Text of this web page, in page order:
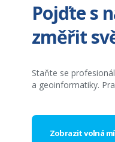
Pojďte s
změřit
Staňte se
a geoinformatiky.
Zobrazit volná